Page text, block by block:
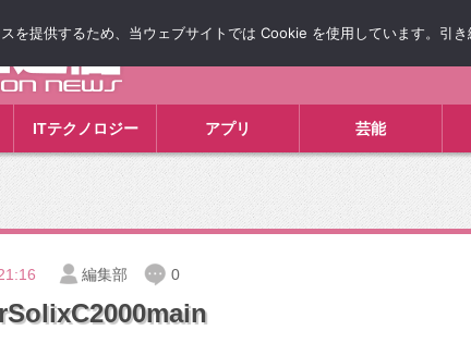
ITテクノロジー アプリ 芸能
編集部 0
を提供するため、当ウェブサイトでは Cookie を使用しています。引